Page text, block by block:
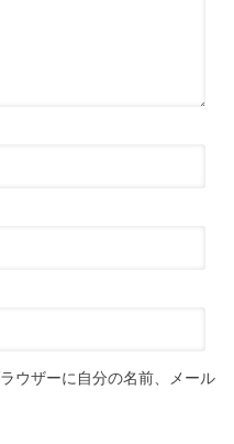
ウザーに自分の名前、メール